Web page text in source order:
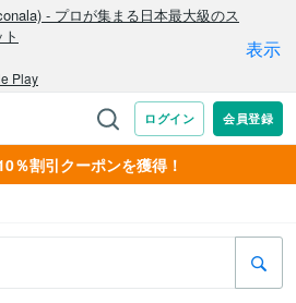
％割引クーポンを獲得！